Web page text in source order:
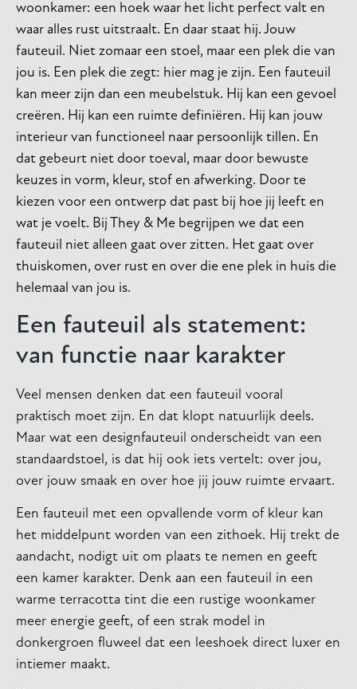
woonkamer: een hoek waar het licht perfect valt en
waar alles rust uitstraalt. En daar staat hij. Jouw
fauteuil. Niet zomaar een stoel, maar een plek die van
jou is. Een plek die zegt: hier mag je zijn. Een fauteuil
kan meer zijn dan een meubelstuk. Hij kan een gevoel
creëren. Hij kan een ruimte definiëren. Hij kan jouw
interieur van functioneel naar persoonlijk tillen. En
dat gebeurt niet door toeval, maar door bewuste
keuzes in vorm, kleur, stof en afwerking. Door te
kiezen voor een ontwerp dat past bij hoe jij leeft en
wat je voelt. Bij They & Me begrijpen we dat een
fauteuil niet alleen gaat over zitten. Het gaat over
thuiskomen, over rust en over die ene plek in huis die
helemaal van jou is.
Een fauteuil als statement:
van functie naar karakter
Veel mensen denken dat een fauteuil vooral
praktisch moet zijn. En dat klopt natuurlijk deels.
Maar wat een designfauteuil onderscheidt van een
standaardstoel, is dat hij ook iets vertelt: over jou,
over jouw smaak en over hoe jij jouw ruimte ervaart.
Een fauteuil met een opvallende vorm of kleur kan
het middelpunt worden van een zithoek. Hij trekt de
aandacht, nodigt uit om plaats te nemen en geeft
een kamer karakter. Denk aan een fauteuil in een
warme terracotta tint die een rustige woonkamer
meer energie geeft, of een strak model in
donkergroen fluweel dat een leeshoek direct luxer en
intiemer maakt.